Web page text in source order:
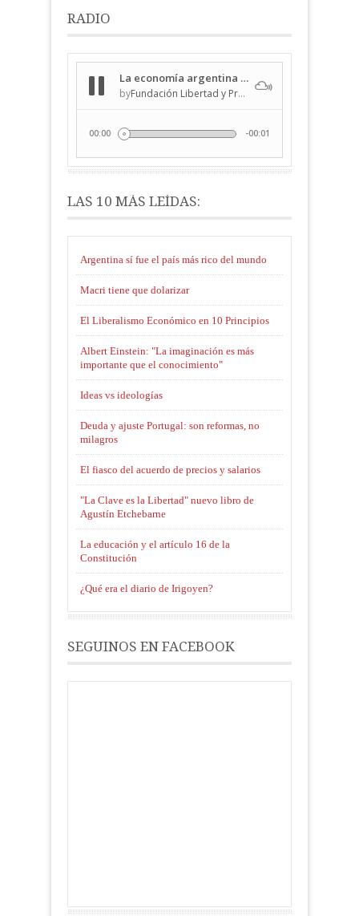
RADIO
LAS 10 MÁS LEÍDAS:
Argentina sí fue el país más rico del mundo
Macri tiene que dolarizar
El Liberalismo Económico en 10 Principios
Albert Einstein: "La imaginación es más
importante que el conocimiento"
Ideas vs ideologías
Deuda y ajuste Portugal: son reformas, no
milagros
El fiasco del acuerdo de precios y salarios
"La Clave es la Libertad" nuevo libro de
Agustín Etchebarne
La educación y el artículo 16 de la
Constitución
¿Qué era el diario de Irigoyen?
SEGUINOS EN FACEBOOK